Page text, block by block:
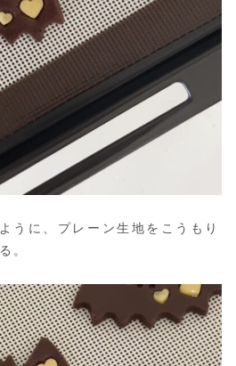
うに、プレーン生地をこうもり
。